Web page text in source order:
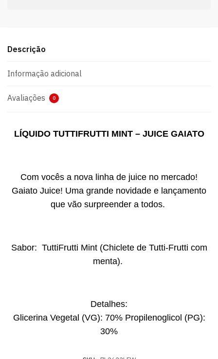
Descrição
Informação adicional
Avaliações 0
LÍQUIDO TUTTIFRUTTI MINT – JUICE GAIATO
Com vocês a nova linha de juice no mercado!
Gaiato Juice! Uma grande novidade e lançamento
que vão surpreender a todos.
Sabor: TuttiFrutti Mint (Chiclete de Tutti-Frutti com
menta).
Detalhes:
Glicerina Vegetal (VG): 70% Propilenoglicol (PG):
30%